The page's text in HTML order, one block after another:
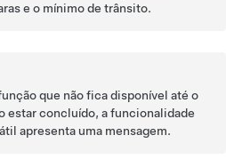
e o mínimo de trânsito.
que não fica disponível até o
estar concluído, a funcionalidade
apresenta uma mensagem.